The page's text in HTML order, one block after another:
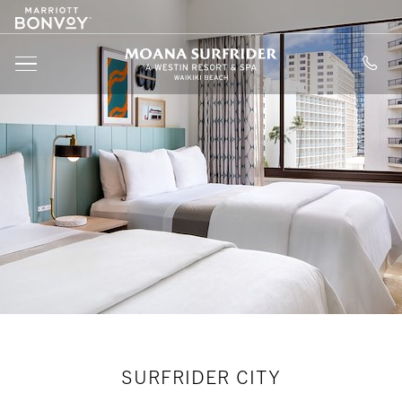
SKIP TO MAIN CONTENT
Moana
Marriott
Logo
SURFRIDER CITY